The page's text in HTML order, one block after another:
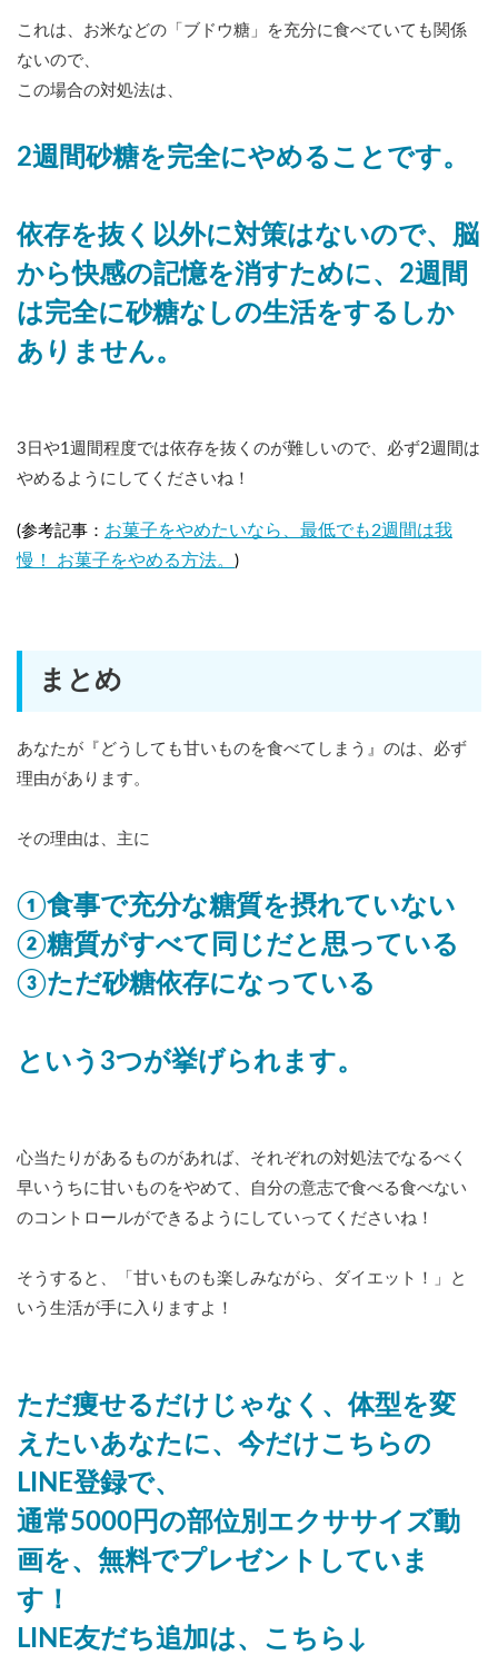
これは、お米などの「ブドウ糖」を充分に食べていても関係
ないので、
この場合の対処法は、
2週間砂糖を完全にやめることです。
依存を抜く以外に対策はないので、脳
から快感の記憶を消すために、2週間
は完全に砂糖なしの生活をするしか
ありません。
3日や1週間程度では依存を抜くのが難しいので、必ず2週間は
やめるようにしてくださいね！
(参考記事： お菓子をやめたいなら、最低でも2週間は我
慢！ お菓子をやめる方法。 )
まとめ
あなたが『どうしても甘いものを食べてしまう』のは、必ず
理由があります。
その理由は、主に
①食事で充分な糖質を摂れていない
②糖質がすべて同じだと思っている
③ただ砂糖依存になっている
という3つが挙げられます。
心当たりがあるものがあれば、それぞれの対処法でなるべく
早いうちに甘いものをやめて、自分の意志で食べる食べない
のコントロールができるようにしていってくださいね！
そうすると、「甘いものも楽しみながら、ダイエット！」と
いう生活が手に入りますよ！
ただ痩せるだけじゃなく、体型を変
えたいあなたに、今だけこちらの
LINE登録で、
通常5000円の部位別エクササイズ動
画を、無料でプレゼントしていま
す！
LINE友だち追加は、こちら↓